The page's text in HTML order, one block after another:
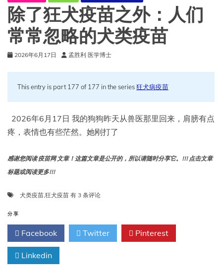
除了狂犬疫苗之外：人们
常常忽略的犬类疫苗
2026年6月17日 孟胜利 医学博士
This entry is part 177 of 177 in the series狂犬病疫苗
2026年6月17日 我的狗狗昨天从兽医那里回来，肩膀有点
疼，表情也有些茫然。她刚打了
感谢您阅读 疫苗网 文章！这篇文章是公开的，所以请随时分享它。!!! 点击文章
标题或阅读更多!!!
犬类疫苗,狂犬疫苗 除
犬
苗
有 3 条评论
分享
Facebook Twitter Pinterest
Linkedin